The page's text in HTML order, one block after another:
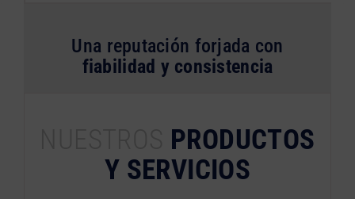
Una reputación forjada con
fiabilidad y consistencia
PRODUCTOS
Y SERVICIOS